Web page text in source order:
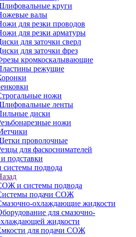
круги
валы
для резки проводов
для резки арматуры
для заточки сверл
для заточки фрез
кромкоскалывающие
режущие
ножи
ленты
диски
ножи
проволочные
для фаскоснимателей
подставки
подвода
и системы подвода
подачи СОЖ
охлаждающие жидкости
для смазочно-
жидкости
для подачи СОЖ